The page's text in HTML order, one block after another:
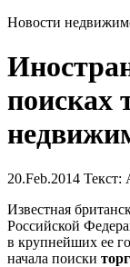
Новости
поисках
20.Feb.2014 Текст:
Известная
Российской
в крупнейших ее
начала поиски